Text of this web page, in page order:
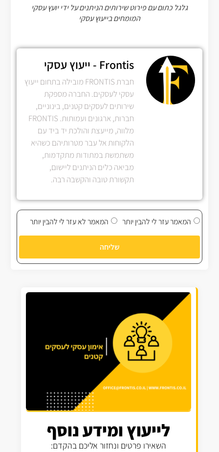
גלגל כתום עם פירוט שירותים הניתנים על ידי יועץ עסקי
המומחים בייעוץ עסקי
Frontis - ייעוץ עסקי
חברת FRONTIS מובילה בתחום ייעוץ
עסקי לעסקים. החברה מספקת
שירותים לעסקים קטנים, בינוניים,
חברות, ארגונים ועמותות. FRONTIS
מלווה, מייעצת והולכת יד ביד עם
הלקוחות אל עבר מטרותיהם כשהיא
משתמשת במתודות מתקדמות,
מביאה כלים הניתנים ליישום,
תקשורת טובה והקשבה רבה.
המאמר עזר לי להבין יותר המאמר לא עזר לי להבין יותר
שליחה
לייעוץ ומידע נוסף
השאירו פרטים ונחזור אליכם בהקדם: